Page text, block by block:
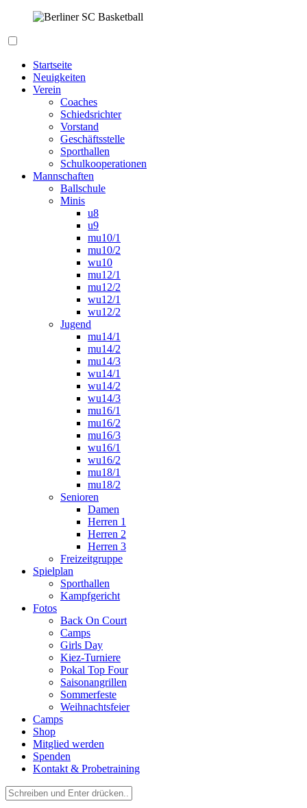
springen
Startseite
Neuigkeiten
Verein
Coaches
Schiedsrichter
Vorstand
Geschäftsstelle
Sporthallen
Schulkooperationen
Mannschaften
Ballschule
Minis
u8
u9
mu10/1
mu10/2
wu10
mu12/1
mu12/2
wu12/1
wu12/2
Jugend
mu14/1
mu14/2
mu14/3
wu14/1
wu14/2
wu14/3
mu16/1
mu16/2
mu16/3
wu16/1
wu16/2
mu18/1
mu18/2
Senioren
Damen
Herren 1
Herren 2
Herren 3
Freizeitgruppe
Spielplan
Sporthallen
Kampfgericht
Fotos
Back On Court
Camps
Girls Day
Kiez-Turniere
Pokal Top Four
Saisonangrillen
Sommerfeste
Weihnachtsfeier
Camps
Shop
Mitglied werden
Spenden
Kontakt & Probetraining
Suchen
nach: